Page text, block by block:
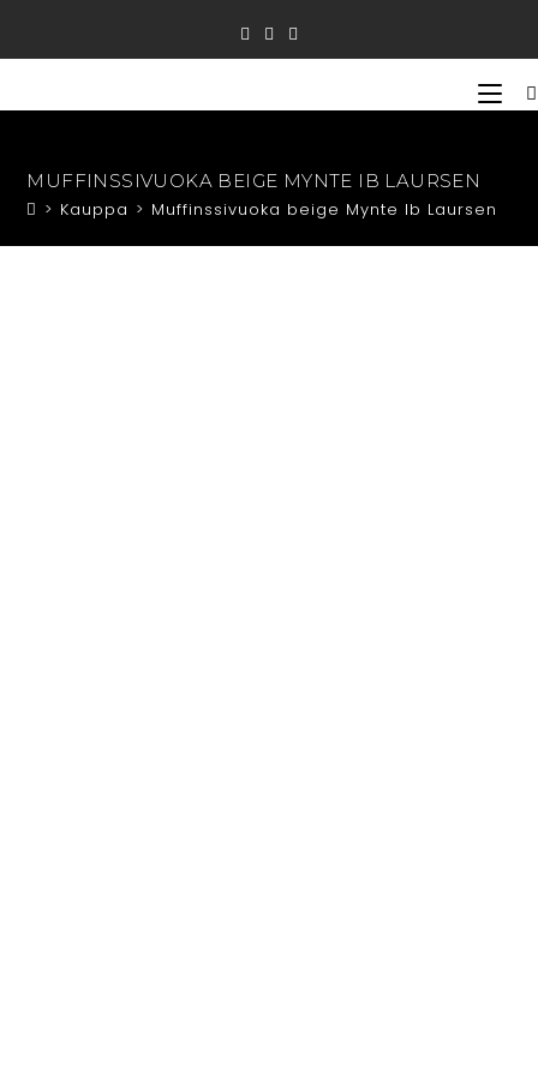
MUFFINSSIVUOKA BEIGE MYNTE IB LAURSEN
> Kauppa > Muffinssivuoka beige Mynte Ib Laursen